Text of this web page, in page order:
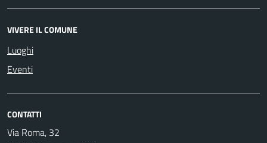
VIVERE IL COMUNE
Luoghi
Eventi
CONTATTI
Via Roma, 32